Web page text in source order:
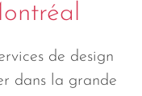
de design
dans la grande